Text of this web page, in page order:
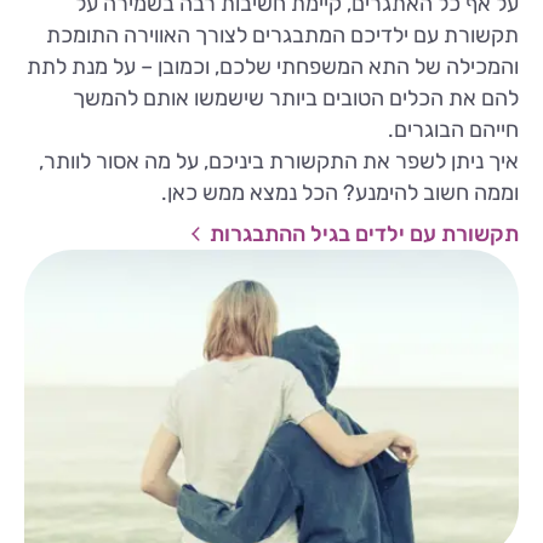
תקשורת עם ילדיכם המתבגרים לצורך האווירה התומכת
והמכילה של התא המשפחתי שלכם, וכמובן – על מנת לתת
להם את הכלים הטובים ביותר שישמשו אותם להמשך
חייהם הבוגרים.
איך ניתן לשפר את התקשורת ביניכם, על מה אסור לוותר,
וממה חשוב להימנע? הכל נמצא ממש כאן.
תקשורת עם ילדים בגיל ההתבגרות